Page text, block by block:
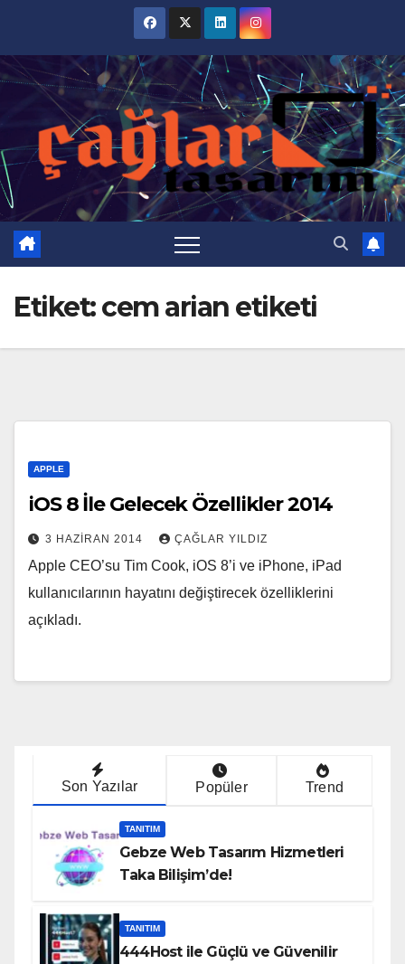
content
Etiket:cem arian etiketi
APPLE
iOS 8 İle Gelecek Özellikler 2014
3 HAZIRAN 2014 ÇAĞLAR YILDIZ
Apple CEO’su Tim Cook, iOS 8’i ve iPhone, iPad
kullanıcılarının hayatını değiştirecek özelliklerini
açıkladı.
Son Yazılar Popüler Trend
TANITIM
Gebze Web Tasarım Hizmetleri
Taka Bilişim’de!
TANITIM
444Host ile Güçlü ve Güvenilir